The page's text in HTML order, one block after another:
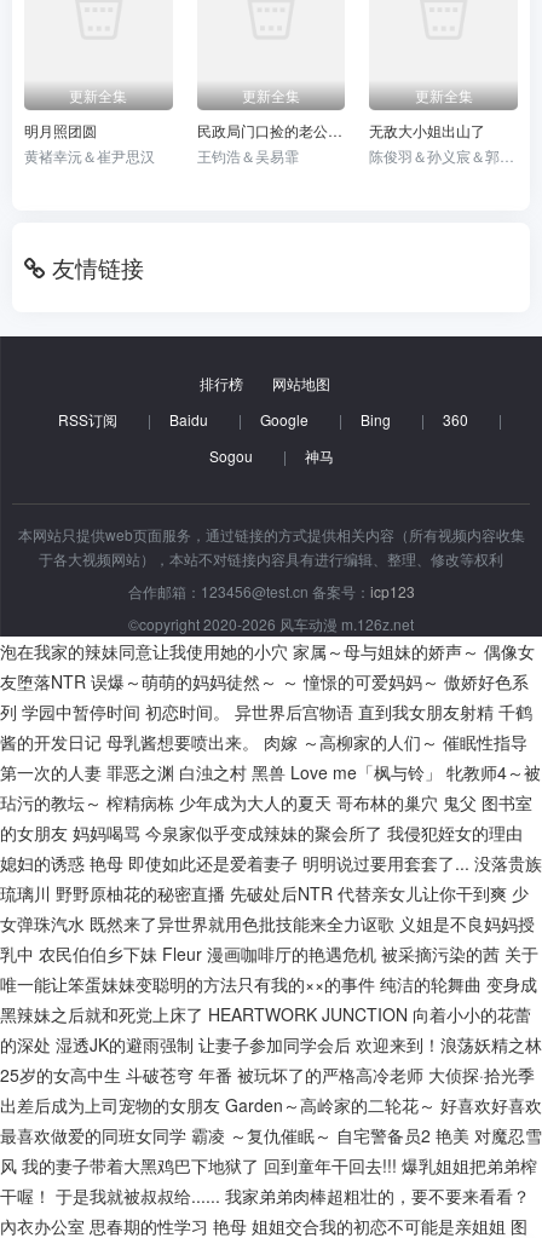
更新全集
明月照团圆
黄褚幸沅＆崔尹思汉
更新全集
民政局门口捡的老公身份藏不住了
王钧浩＆吴易霏
更新全集
无敌大小姐出山了
友情链接
排行榜
网站地图
RSS订阅
| Baidu | Google | Bing | 360
|
Sogou
| 神马
本网站只提供web页面服务，通过链接的方式提供相关内容（所有视频内容收集
于各大视频网站），本站不对链接内容具有进行编辑、整理、修改等权利
合作邮箱：123456@test.cn 备案号： icp123
©copyright 2020-2026 风车动漫 m.126z.net
泡在我家的辣妹同意让我使用她的小穴 家属～母与姐妹的娇声～ 偶像女
友堕落NTR 误爆～萌萌的妈妈徒然～ ～ 憧憬的可爱妈妈～ 傲娇好色系
列 学园中暂停时间 初恋时间。 异世界后宫物语 直到我女朋友射精 千鹤
酱的开发日记 母乳酱想要喷出来。 肉嫁 ～高柳家的人们～ 催眠性指导
第一次的人妻 罪恶之渊 白浊之村 黑兽 Love me「枫与铃」 牝教师4～被
玷污的教坛～ 榨精病栋 少年成为大人的夏天 哥布林的巢穴 鬼父 图书室
的女朋友 妈妈喝骂 今泉家似乎变成辣妹的聚会所了 我侵犯姪女的理由
媳妇的诱惑 艳母 即使如此还是爱着妻子 明明说过要用套套了... 没落贵族
琉璃川 野野原柚花的秘密直播 先破处后NTR 代替亲女儿让你干到爽 少
女弹珠汽水 既然来了异世界就用色批技能来全力讴歌 义姐是不良妈妈授
乳中 农民伯伯乡下妹 Fleur 漫画咖啡厅的艳遇危机 被采摘污染的茜 关于
唯一能让笨蛋妹妹变聪明的方法只有我的××的事件 纯洁的轮舞曲 变身成
黑辣妹之后就和死党上床了 HEARTWORK JUNCTION 向着小小的花蕾
的深处 湿透JK的避雨强制 让妻子参加同学会后 欢迎来到！浪荡妖精之林
25岁的女高中生 斗破苍穹 年番 被玩坏了的严格高冷老师 大侦探·拾光季
出差后成为上司宠物的女朋友 Garden～高岭家的二轮花～ 好喜欢好喜欢
最喜欢做爱的同班女同学 霸凌 ～复仇催眠～ 自宅警备员2 艳美 对魔忍雪
风 我的妻子带着大黑鸡巴下地狱了 回到童年干回去!!! 爆乳姐姐把弟弟榨
干喔！ 于是我就被叔叔给...... 我家弟弟肉棒超粗壮的，要不要来看看？
內衣办公室 思春期的性学习 艳母 姐姐交合我的初恋不可能是亲姐姐 图